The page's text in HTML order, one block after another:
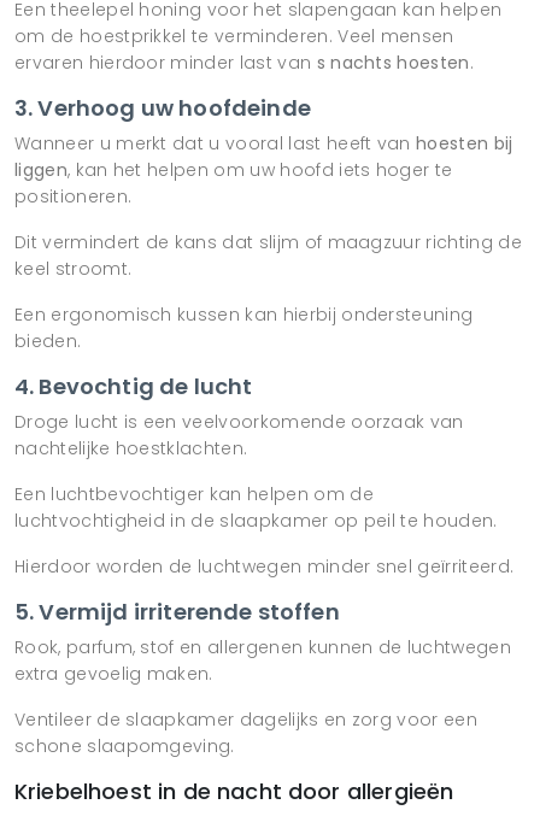
Een theelepel honing voor het slapengaan kan helpen
om de hoestprikkel te verminderen. Veel mensen
ervaren hierdoor minder last van s nachts hoesten.
3. Verhoog uw hoofdeinde
Wanneer u merkt dat u vooral last heeft vanhoesten bij
liggen, kan het helpen om uw hoofd iets hoger te
positioneren.
Dit vermindert de kans dat slijm of maagzuur richting de
keel stroomt.
Een ergonomisch kussen kan hierbij ondersteuning
bieden.
4. Bevochtig de lucht
Droge lucht is een veelvoorkomende oorzaak van
nachtelijke hoestklachten.
Een luchtbevochtiger kan helpen om de
luchtvochtigheid in de slaapkamer op peil te houden.
Hierdoor worden de luchtwegen minder snel geïrriteerd.
5. Vermijd irriterende stoffen
Rook, parfum, stof en allergenen kunnen de luchtwegen
extra gevoelig maken.
Ventileer de slaapkamer dagelijks en zorg voor een
schone slaapomgeving.
Kriebelhoest in de nacht door allergieën